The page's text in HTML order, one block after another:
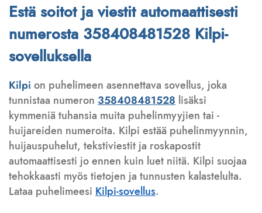
Estä soitot ja viestit automaattisesti
numerosta 358408481528 Kilpi-
sovelluksella
Kilpi on puhelimeen asennettava sovellus, joka
tunnistaa numeron 358408481528 lisäksi
kymmeniä tuhansia muita puhelinmyyjien tai -
huijareiden numeroita. Kilpi estää puhelinmyynnin,
huijauspuhelut, tekstiviestit ja roskapostit
automaattisesti jo ennen kuin luet niitä. Kilpi suojaa
tehokkaasti myös tietojen ja tunnusten kalastelulta.
Lataa puhelimeesi Kilpi-sovellus.